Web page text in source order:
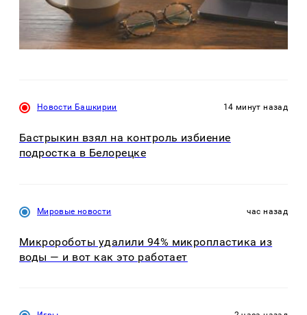
Новости Башкирии 14 минут назад
Бастрыкин взял на контроль избиение
подростка в Белорецке
Мировые новости час назад
Микророботы удалили 94% микропластика из
воды — и вот как это работает